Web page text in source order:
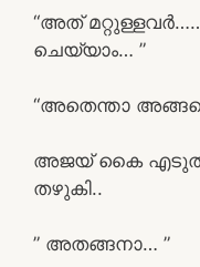
“അത്
ചെയ്യാം… ”
“അതെന്താ
അജയ് കൈ
തഴുകി..
” അതങ്ങനാ… ”